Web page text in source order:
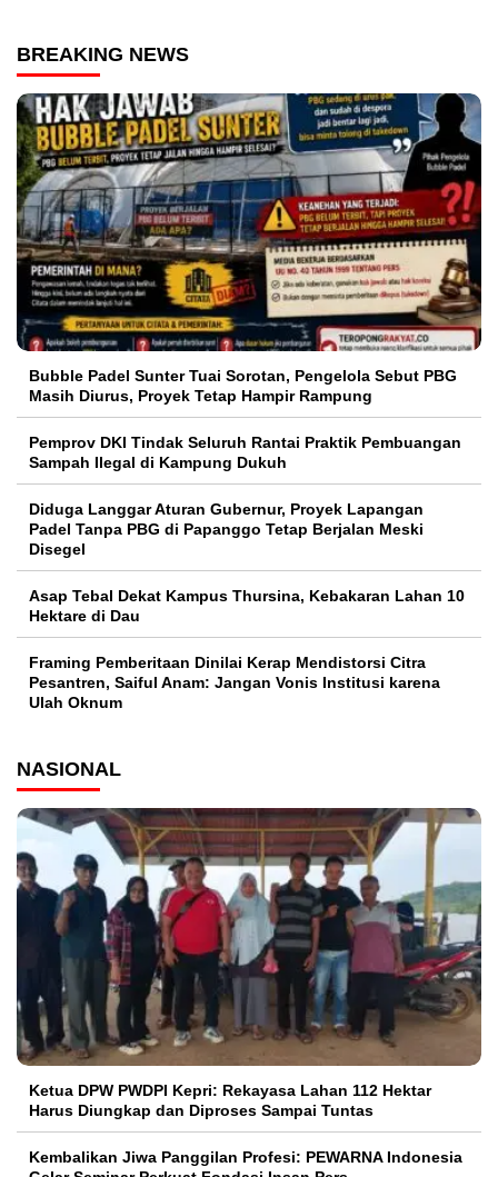
BREAKING NEWS
Bubble Padel Sunter Tuai Sorotan, Pengelola Sebut PBG
Masih Diurus, Proyek Tetap Hampir Rampung
Pemprov DKI Tindak Seluruh Rantai Praktik Pembuangan
Sampah Ilegal di Kampung Dukuh
Diduga Langgar Aturan Gubernur, Proyek Lapangan
Padel Tanpa PBG di Papanggo Tetap Berjalan Meski
Disegel
Asap Tebal Dekat Kampus Thursina, Kebakaran Lahan 10
Hektare di Dau
Framing Pemberitaan Dinilai Kerap Mendistorsi Citra
Pesantren, Saiful Anam: Jangan Vonis Institusi karena
Ulah Oknum
NASIONAL
Ketua DPW PWDPI Kepri: Rekayasa Lahan 112 Hektar
Harus Diungkap dan Diproses Sampai Tuntas
Kembalikan Jiwa Panggilan Profesi: PEWARNA Indonesia